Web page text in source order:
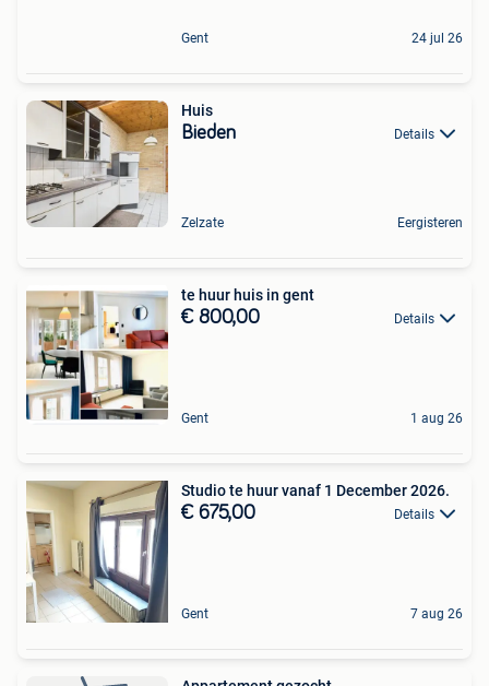
Gent 24 jul 26
Huis
Bieden Details
Zelzate Eergisteren
te huur huis in gent
€ 800,00 Details
Gent 1 aug 26
Studio te huur vanaf 1 December 2026.
€ 675,00 Details
Gent 7 aug 26